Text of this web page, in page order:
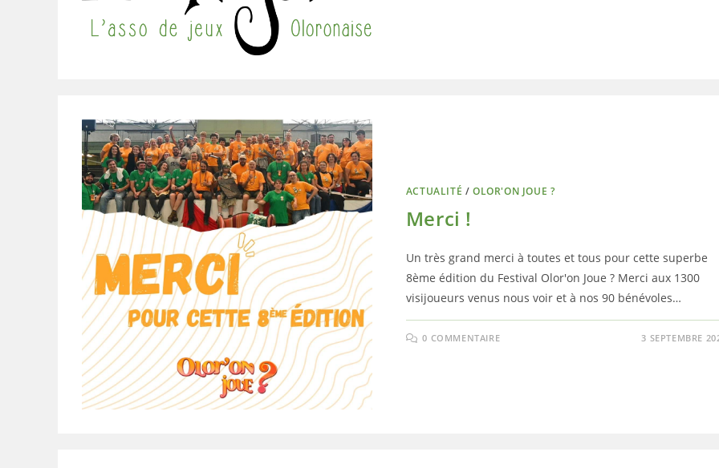
ACTUALITÉ /OLOR'ON JOUE ?
Merci !
Un très grand merci à toutes et tous pour cette superbe
8ème édition du Festival Olor'on Joue ? Merci aux 1300
visijoueurs venus nous voir et à nos 90 bénévoles…
0 COMMENTAIRE 3 SEPTEMBRE